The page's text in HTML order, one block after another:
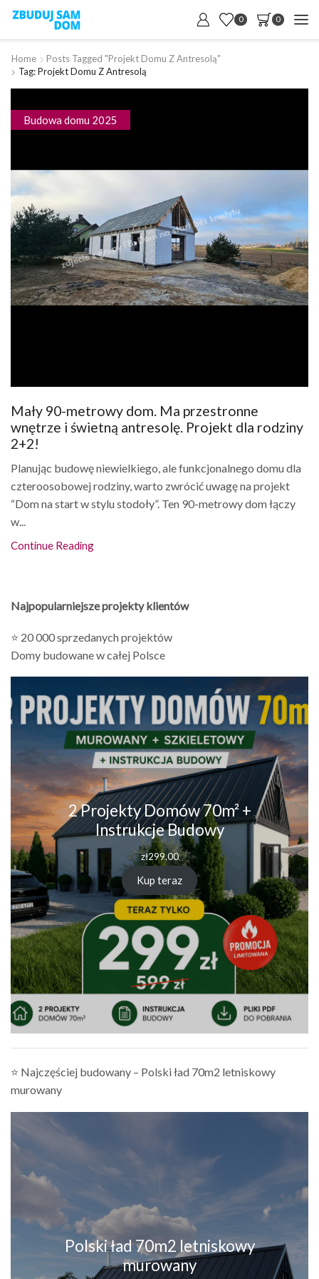
0 0
Home
Posts Tagged "projekt Domu Z Antresolą"
Tag: Projekt Domu Z Antresolą
Budowa domu 2025
Mały 90-metrowy dom. Ma przestronne
wnętrze i świetną antresolę. Projekt dla rodziny
2+2!
Planując budowę niewielkiego, ale funkcjonalnego domu dla
czteroosobowej rodziny, warto zwrócić uwagę na projekt
“Dom na start w stylu stodoły”. Ten 90-metrowy dom łączy
w...
Continue Reading
Najpopularniejsze projekty klientów
⭐ 20 000 sprzedanych projektów
Domy budowane w całej Polsce
2 Projekty Domów 70m² +
Instrukcje Budowy
zł299.00
Kup teraz
⭐ Najczęściej budowany – Polski ład 70m2 letniskowy
murowany
Polski ład 70m2 letniskowy
murowany